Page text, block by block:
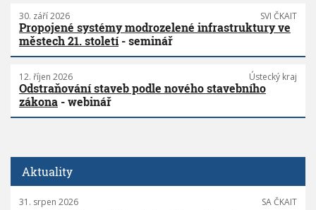
30. září 2026 SVI ČKAIT
Propojené systémy modrozelené infrastruktury ve
městech 21. století- seminář
12. říjen 2026 Ústecký kraj
Odstraňování staveb podle nového stavebního
zákona - webinář
Aktuality
31. srpen 2026 SA ČKAIT